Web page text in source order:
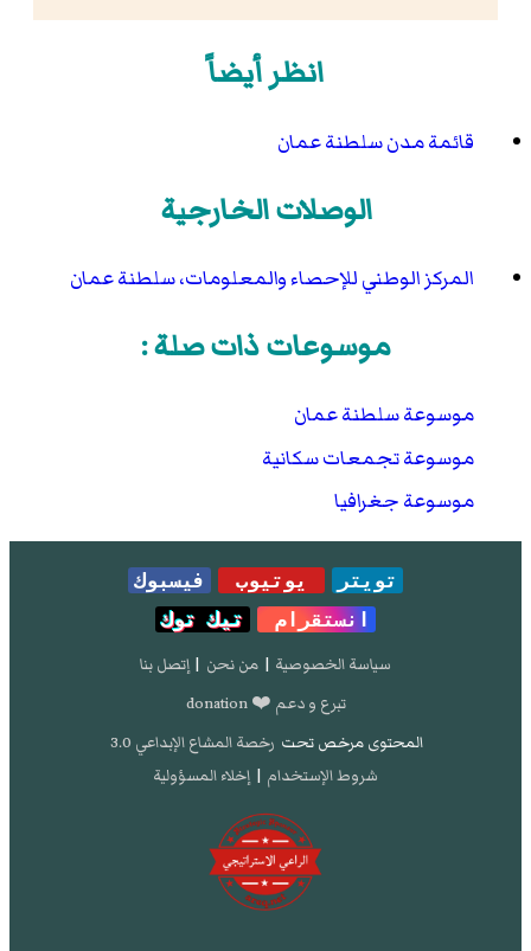
انظر أيضاً
قائمة مدن سلطنة عمان
الوصلات الخارجية
المركز الوطني للإحصاء والمعلومات، سلطنة عمان
موسوعات ذات صلة :
موسوعة سلطنة عمان
موسوعة تجمعات سكانية
موسوعة جغرافيا
تويتر يوتيوب
فيسبوك
انستقرام
تيك توك
سياسة الخصوصية | من نحن | إتصل بنا
تبرع و دعم ❤️ donation
المحتوى مرخص تحت رخصة المشاع الإبداعي 3.0
شروط الإستخدام | إخلاء المسؤولية